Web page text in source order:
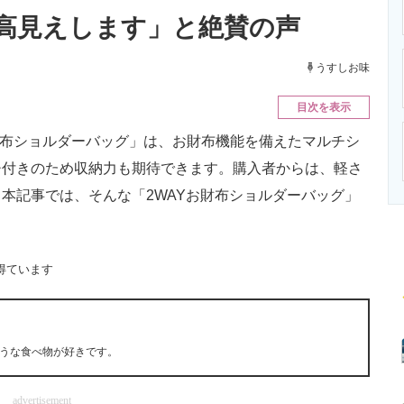
ス専門サイト 電子設計の基本と応用
見えします」と絶賛の声
うすしお味
目次を表示
ョルダーバッグ」は、お財布機能を備えたマルチシ
きのため収納力も期待できます。購入者からは、軽さ
記事では、そんな「2WAYお財布ショルダーバッグ」
ています
な食べ物が好きです。
advertisement